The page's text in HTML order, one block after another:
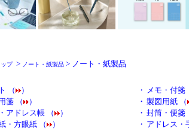
プ> ノート・紙製品 > ノート・紙製品
（ ） ・ メモ・付箋
箋 （ ） ・ 製図用紙 （
アドレス帳 （ ） ・ 封筒・便箋
・方眼紙 （ ） ・ アドレス・